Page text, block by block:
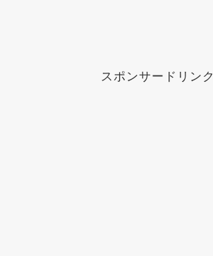
スポンサードリンク